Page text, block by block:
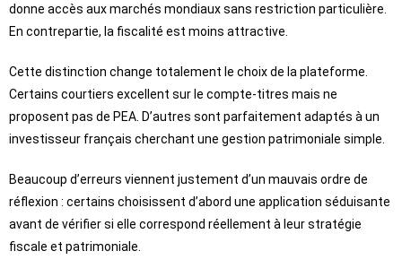
donne accès aux marchés mondiaux sans restriction particulière.
En contrepartie, la fiscalité est moins attractive.
Cette distinction change totalement le choix de la plateforme.
Certains courtiers excellent sur le compte-titres mais ne
proposent pas de PEA. D’autres sont parfaitement adaptés à un
investisseur français cherchant une gestion patrimoniale simple.
Beaucoup d’erreurs viennent justement d’un mauvais ordre de
réflexion : certains choisissent d’abord une application séduisante
avant de vérifier si elle correspond réellement à leur stratégie
fiscale et patrimoniale.